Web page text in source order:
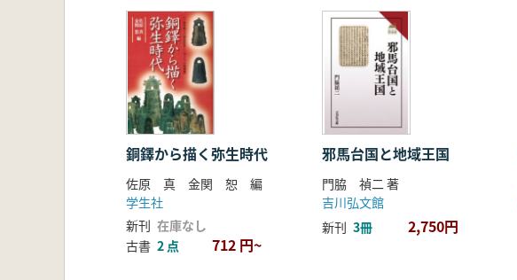
銅鐸から描く弥生時代
佐原 真 金関 恕 編
学生社
新刊 在庫なし
古書 2 点 712 円~
邪馬台国と地域王国
門脇 禎二 著
吉川弘文館
新刊 3冊 2,750円